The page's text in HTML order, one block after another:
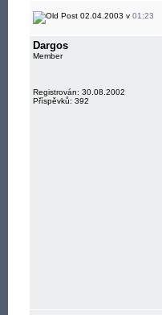
02.04.2003 v 01:23
Dargos
Member
Registrován: 30.08.2002
Příspěvků: 392